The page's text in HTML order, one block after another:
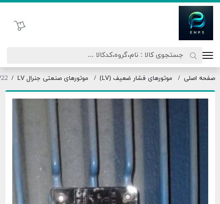
سبد خرید
صفحه اصلی موتورهای فشار ضعیف (LV) موتورهای صنعتی جنرال LV